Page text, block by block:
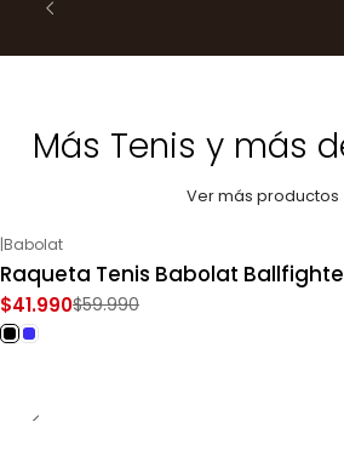
Más Tenis y más
Ver más productos
-30%OFF
|Babolat
Raqueta Tenis Babolat
$41.990$59.990